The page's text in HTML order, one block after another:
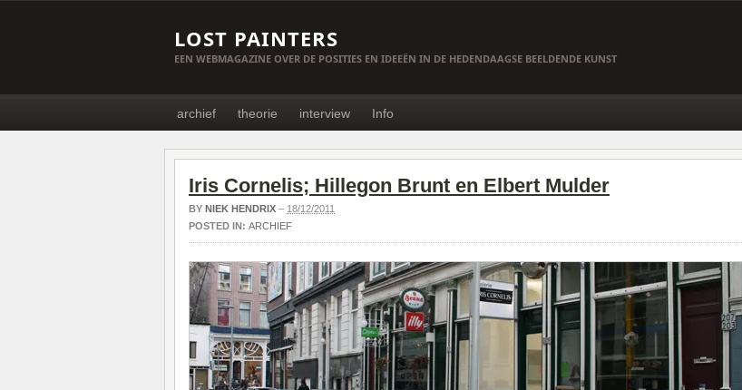
LOST PAINTERS
EEN WEBMAGAZINE OVER DE POSITIES EN IDEEËN IN DE HEDENDAAGSE BEELDENDE KUNST
archief theorie interview Info
Iris Cornelis; Hillegon Brunt en Elbert Mulder
BY NIEK HENDRIX – 18/12/2011
POSTED IN: ARCHIEF